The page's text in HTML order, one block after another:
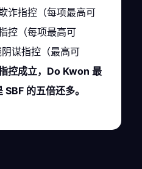
诈指控（每项最高可
控（每项最高可
谋指控（最高可
控成立，Do Kwon 最
的五倍还多。